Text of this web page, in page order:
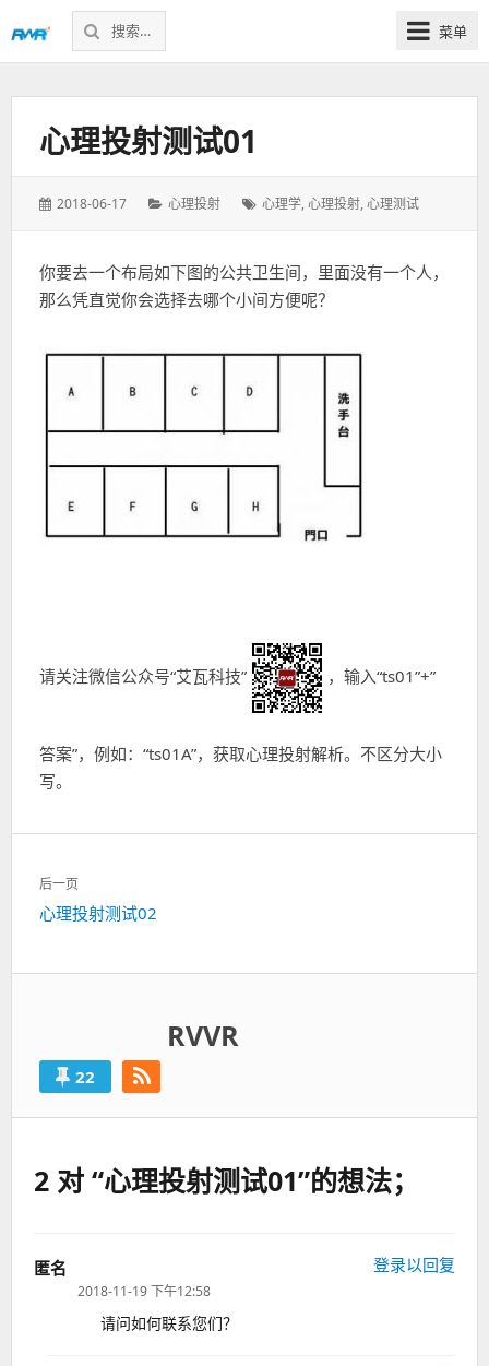
感
搜
索：
菜单
心理投射测试01
发
2018-06-17
分
心理投射
标
心理学,心理投射,心理测试
你要去一个布局如下图的公共卫生间，里面没有一个人，
那么凭直觉你会选择去哪个小间方便呢？
请关注微信公众号“艾瓦科技” ，输入“ts01”+”
答案”，例如：“ts01A”，获取心理投射解析。不区分大小
写。
文
章
导
后一页
下
心理投射测试02
RVVR
22
2 对 “心理投射测试01”的想法；
匿名
道：
2018-11-19 下午12:58
请问如何联系您们？
登录以回复